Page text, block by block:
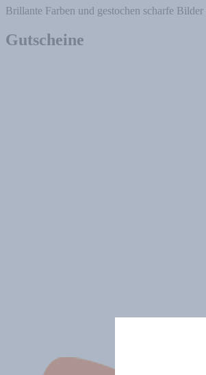
Brillante Farben und gestochen scharfe
Gutscheine